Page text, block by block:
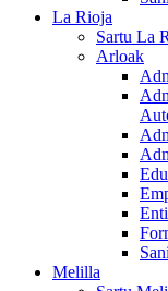
La Rioja
Sartu La
Arloak
Melilla